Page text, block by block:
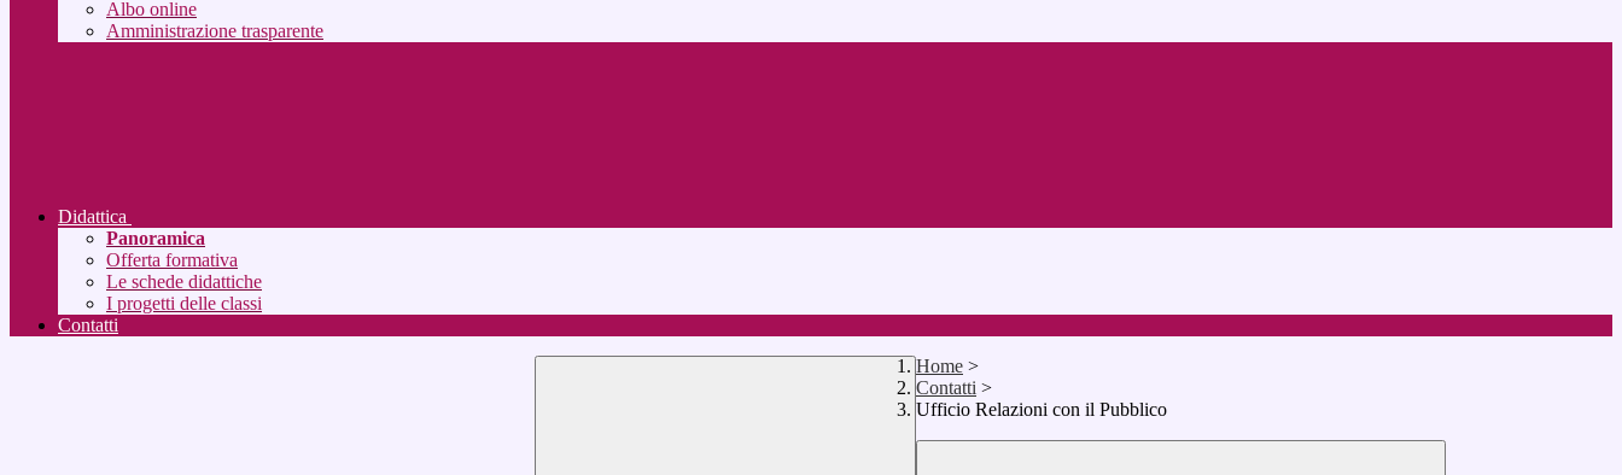
Albo online
Amministrazione trasparente
Didattica
Panoramica
Offerta formativa
Le schede didattiche
I progetti delle classi
Contatti
Home >
Contatti >
Ufficio Relazioni con il Pubblico